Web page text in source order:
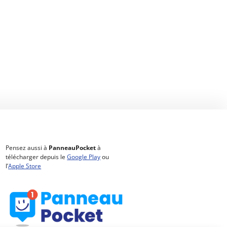
Pensez aussi à PanneauPocketà
télécharger depuis leGoogle Playou
l’Apple Store